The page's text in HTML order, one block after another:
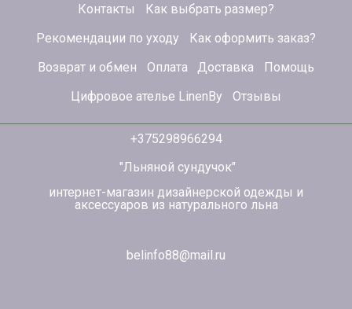
Контакты
Как выбрать размер?
Рекомендации по уходу
Как оформить заказ?
Возврат и обмен
Оплата Доставка
Помощь
Цифровое ателье LinenBy
Отзывы
+375298966294
"Льняной сундучок"
интернет-магазин дизайнерской одежды и
аксессуаров из натурального льна
belinfo88@mail.ru